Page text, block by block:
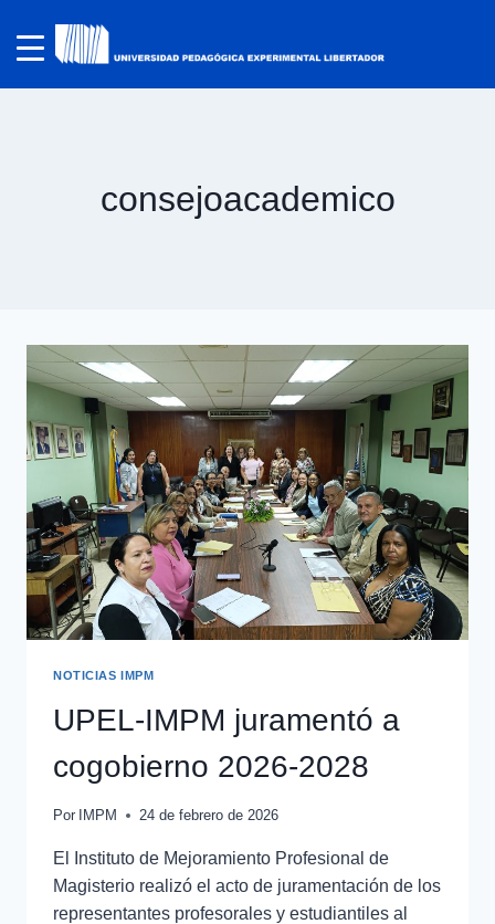
consejoacademico
NOTICIAS IMPM
UPEL-IMPM juramentó a
cogobierno 2026-2028
Por IMPM 24 de febrero de 2026
El Instituto de Mejoramiento Profesional de
Magisterio realizó el acto de juramentación de los
representantes profesorales y estudiantiles al